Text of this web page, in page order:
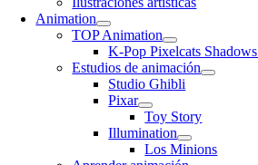
Animation
TOP Animation
K-Pop Pixelcats
Estudios de animación
Studio Ghibli
Pixar
Toy Story
Illumination
Los Minions